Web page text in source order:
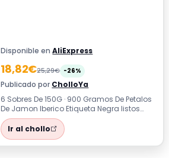
Disponible enAliExpress
18,82€25,29€ -26%
Publicado por CholloYa
6 Sobres De 150G · 900 Gramos De Petalos
De Jamon Iberico Etiqueta Negra listos
para disfrutar en raciones sin desper...
Ir al chollo